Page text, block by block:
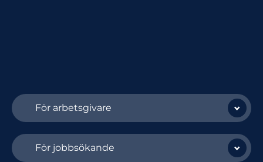
För arbetsgivare
För jobbsökande